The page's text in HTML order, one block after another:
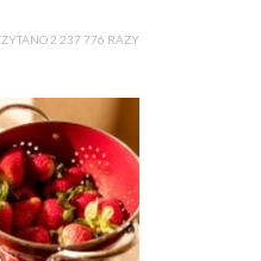
2 237 776 RAZY